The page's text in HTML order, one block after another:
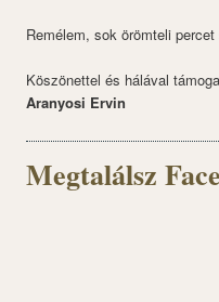
Remélem, sok örömteli
Köszönettel és hálával
Aranyosi Ervin
Megtalálsz